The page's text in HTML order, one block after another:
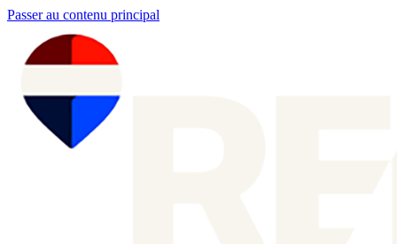
Passer au contenu principal